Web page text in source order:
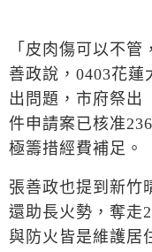
「皮肉傷可以不
善政說，0403花
出問題，市府祭出
件申請案已核准
極籌措經費補足。
張善政也提到新竹
還助長火勢，奪走
與防火皆是維護居